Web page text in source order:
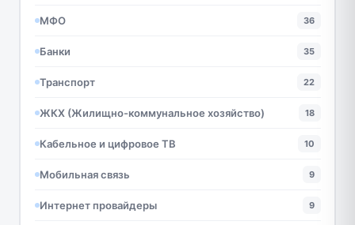
МФО 36
Банки 35
Транспорт 22
ЖКХ (Жилищно-коммунальное хозяйство) 18
Кабельное и цифровое ТВ 10
Мобильная связь 9
Интернет провайдеры 9